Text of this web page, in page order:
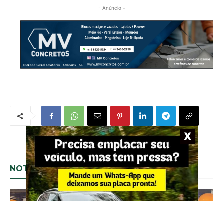
- Anúncio -
NOTÍCIAS RELACIONADAS